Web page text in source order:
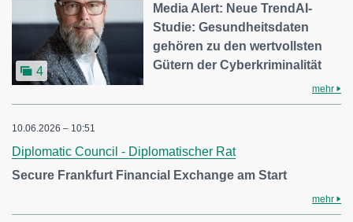
4
Media Alert: Neue TrendAI-
Studie: Gesundheitsdaten
gehören zu den wertvollsten
Gütern der Cyberkriminalität
mehr
10.06.2026 – 10:51
Diplomatic Council - Diplomatischer Rat
Secure Frankfurt Financial Exchange am Start
mehr